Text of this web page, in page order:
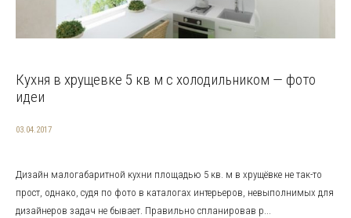
Кухня в хрущевке 5 кв м с холодильником — фото
идеи
03.04.2017
Дизайн малогабаритной кухни площадью 5 кв. м в хрущёвке не так-то
прост, однако, судя по фото в каталогах интерьеров, невыполнимых для
дизайнеров задач не бывает. Правильно спланировав р...